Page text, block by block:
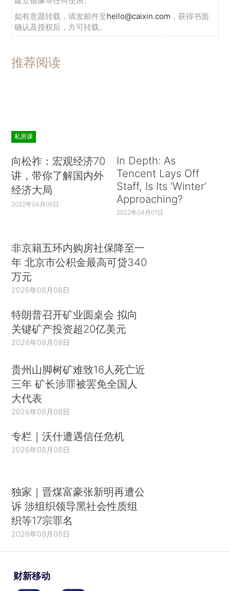
如有意愿转载，请发邮件至hello@caixin.com ，获得书面
确认及授权后，方可转载。
推荐阅读
私房课
向松祚：宏观经济70
讲，带你了解国内外
经济大局
2022年04月06日
In Depth: As
Tencent Lays Off
Staff, Is Its ‘Winter’
Approaching?
2022年04月01日
非京籍五环内购房社保降至一
年 北京市公积金最高可贷340
万元
2026年08月08日
特朗普召开矿业圆桌会 拟向
关键矿产投资超20亿美元
2026年08月08日
贵州山脚树矿难致16人死亡近
三年 矿长涉罪被罢免全国人
大代表
2026年08月08日
专栏｜沃什遭遇信任危机
2026年08月08日
独家｜晋煤富豪张新明再遭公
诉 涉组织领导黑社会性质组
织等17宗罪名
2026年08月08日
财新移动